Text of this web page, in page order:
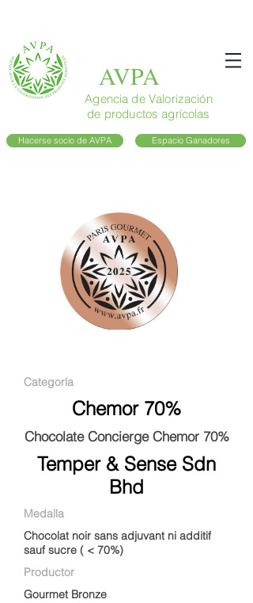
AVPA
Agencia de Valorización
de productos agrícolas
Hacerse socio de AVPA Espacio Ganadores
Categoría
Chemor 70%
Chocolate Concierge Chemor 70%
Temper & Sense Sdn
Bhd
Medalla
Chocolat noir sans adjuvant ni additif
sauf sucre ( < 70%)
Productor
Gourmet Bronze